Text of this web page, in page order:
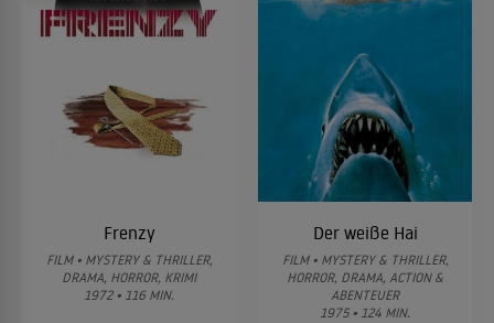
Frenzy
FILM • MYSTERY & THRILLER,
DRAMA, HORROR, KRIMI
1972 • 116 MIN.
Der weiße Hai
FILM • MYSTERY & THRILLER,
HORROR, DRAMA, ACTION &
ABENTEUER
1975 • 124 MIN.